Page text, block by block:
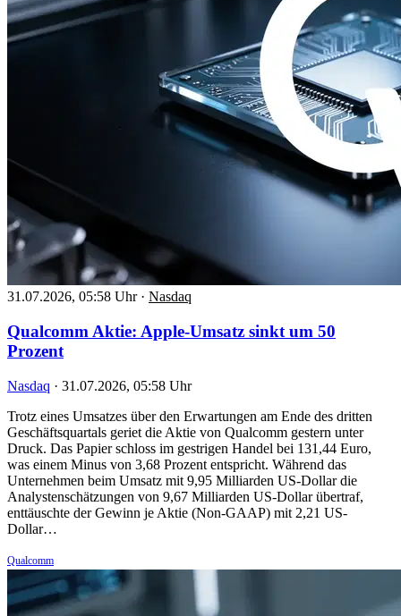
31.07.2026, 05:58 Uhr · Nasdaq
Qualcomm Aktie: Apple-Umsatz sinkt um 50
Prozent
Nasdaq · 31.07.2026, 05:58 Uhr
Trotz eines Umsatzes über den Erwartungen am Ende des dritten
Geschäftsquartals geriet die Aktie von Qualcomm gestern unter
Druck. Das Papier schloss im gestrigen Handel bei 131,44 Euro,
was einem Minus von 3,68 Prozent entspricht. Während das
Unternehmen beim Umsatz mit 9,95 Milliarden US-Dollar die
Analystenschätzungen von 9,67 Milliarden US-Dollar übertraf,
enttäuschte der Gewinn je Aktie (Non-GAAP) mit 2,21 US-
Dollar…
Qualcomm